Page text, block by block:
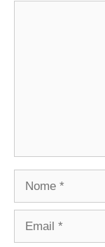
Nome
Email